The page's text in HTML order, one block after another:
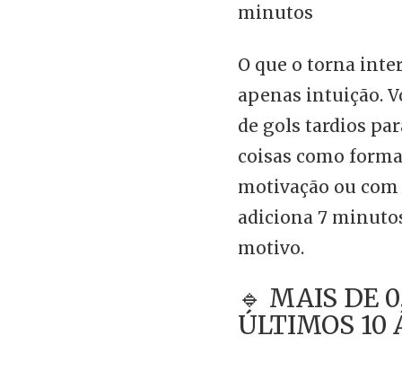
minutos
O que o torna
apenas intuição.
de gols tardios
coisas como
motivação ou
adiciona 7
motivo.
🔹 MAIS DE
ÚLTIMOS 10